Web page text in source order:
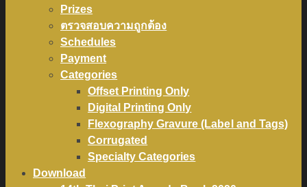
Prizes
ตรวจสอบความถูกต้อง
Schedules
Payment
Categories
Offset Printing Only
Digital Printing Only
Flexography Gravure (Label and Tags)
Corrugated
Specialty Categories
Download